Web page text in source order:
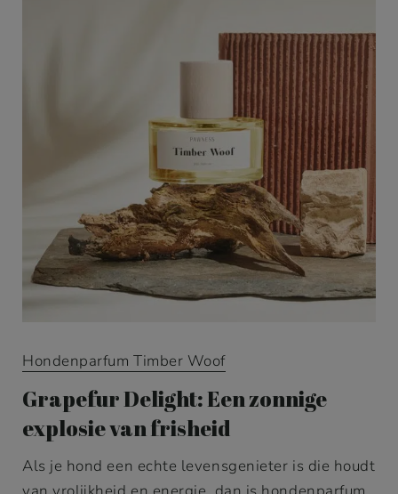
Hondenparfum Timber Woof
Grapefur Delight: Een zonnige
explosie van frisheid
Als je hond een echte levensgenieter is die houdt